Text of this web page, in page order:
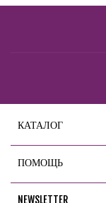
КАТАЛОГ
ПОМОЩЬ
NEWSLETTER